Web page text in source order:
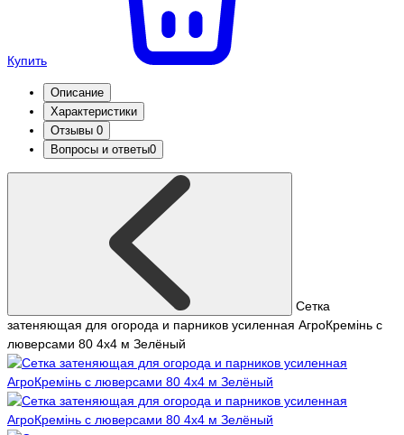
Купить
Описание
Характеристики
Отзывы 0
Вопросы и ответы0
Сетка
затеняющая для огорода и парников усиленная АгроКремінь с
люверсами 80 4х4 м Зелёный